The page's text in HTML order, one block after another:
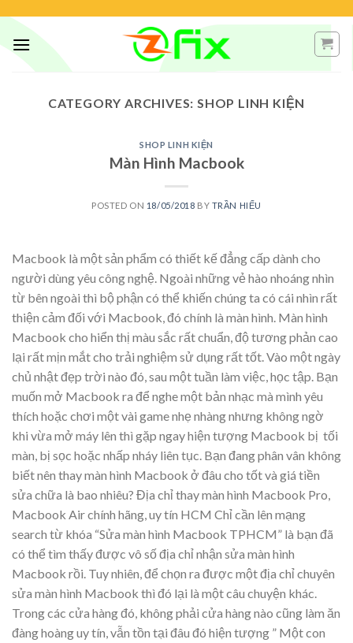
content
CATEGORY ARCHIVES: SHOP LINH KIỆN
SHOP LINH KIỆN
Màn Hình Macbook
POSTED ON 18/05/2018 BY TRẦN HIẾU
Macbook là một sản phẩm có thiết kế đẳng cấp dành cho
người dùng yêu công nghệ. Ngoài những vẻ hào nhoáng nhìn
từ bên ngoài thì bộ phận có thể khiến chúng ta có cái nhìn rất
thiện cảm đối với Macbook, đó chính là màn hình. Màn hình
Macbook cho hiển thị màu sắc rất chuẩn, độ tương phản cao
lại rất mịn mắt cho trải nghiệm sử dụng rất tốt. Vào một ngày
chủ nhật đẹp trời nào đó, sau một tuần làm việc, học tập. Bạn
muốn mở Macbook ra để nghe một bản nhạc mà mình yêu
thích hoặc chơi một vài game nhẹ nhàng nhưng không ngờ
khi vừa mở máy lên thì gặp ngay hiện tượng Macbook bị tối
màn, bị sọc hoặc nhấp nháy liên tục. Bạn đang phân vân không
biết nên thay màn hình Macbook ở đâu cho tốt và giá tiền
sửa chữa là bao nhiêu? Địa chỉ thay màn hình Macbook Pro,
Macbook Air chính hãng, uy tín HCM Chỉ cần lên mạng
search từ khóa “Sửa màn hình Macbook TPHCM” là bạn đã
có thể tìm thấy được vô số địa chỉ nhận sửa màn hình
Macbook rồi. Tuy nhiên, để chọn ra được một địa chỉ chuyên
sửa màn hình Macbook thì đó lại là một câu chuyện khác.
Trong các cửa hàng đó, không phải cửa hàng nào cũng làm ăn
đàng hoàng uy tín, vẫn tồn tại đâu đó hiện tượng ” Một con